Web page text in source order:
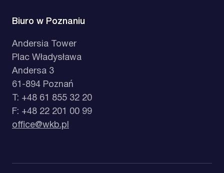
Biuro w Poznaniu
Andersia Tower
Plac Władysława
Andersa 3
61-894 Poznań
T: +48 61 855 32 20
F: +48 22 201 00 99
office@wkb.pl